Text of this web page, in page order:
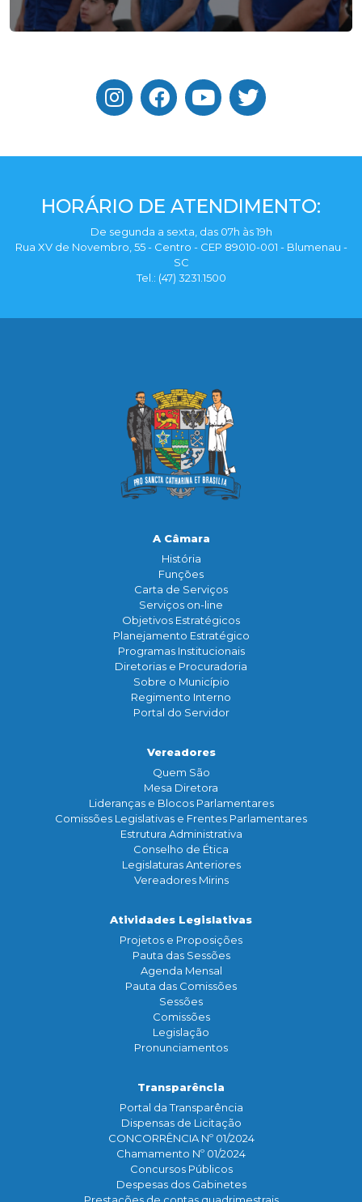
HORÁRIO DE ATENDIMENTO:
De segunda a sexta, das 07h às 19h
Rua XV de Novembro, 55 - Centro - CEP 89010-001 - Blumenau -
SC
Tel.: (47) 3231.1500
A Câmara
História
Funçōes
Carta de Serviços
Serviços on-line
Objetivos Estratégicos
Planejamento Estratégico
Programas Institucionais
Diretorias e Procuradoria
Sobre o Município
Regimento Interno
Portal do Servidor
Vereadores
Quem São
Mesa Diretora
Lideranças e Blocos Parlamentares
Comissões Legislativas e Frentes Parlamentares
Estrutura Administrativa
Conselho de Ética
Legislaturas Anteriores
Vereadores Mirins
Atividades Legislativas
Projetos e Proposições
Pauta das Sessões
Agenda Mensal
Pauta das Comissões
Sessões
Comissões
Legislação
Pronunciamentos
Transparência
Portal da Transparência
Dispensas de Licitação
CONCORRÊNCIA Nº 01/2024
Chamamento Nº 01/2024
Concursos Públicos
Despesas dos Gabinetes